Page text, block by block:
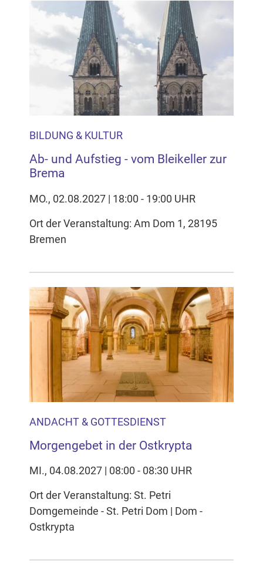
BILDUNG & KULTUR
Ab- und Aufstieg - vom Bleikeller zur
Brema
MO., 02.08.2027 | 18:00 - 19:00 UHR
Ort der Veranstaltung: Am Dom 1, 28195
Bremen
ANDACHT & GOTTESDIENST
Morgengebet in der Ostkrypta
MI., 04.08.2027 | 08:00 - 08:30 UHR
Ort der Veranstaltung: St. Petri
Domgemeinde - St. Petri Dom | Dom -
Ostkrypta